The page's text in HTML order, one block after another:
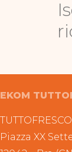
EKOM
Piazza XX